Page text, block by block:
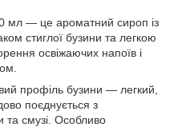
мл — це ароматний сироп із
стиглої бузини та легкою
освіжаючих напоїв і
профіль бузини — легкий,
поєднується з
смузі. Особливо